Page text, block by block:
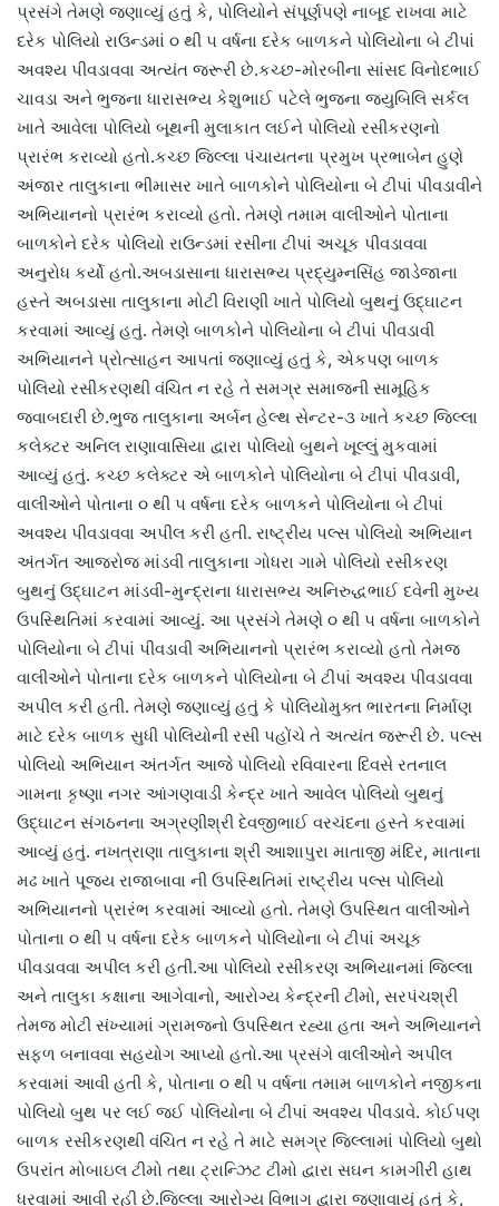
પ્રસંગે તેમણે જણાવ્યું હતું કે, પોલિયોને સંપૂર્ણપણે નાબૂદ રાખવા માટે
દરેક પોલિયો રાઉન્ડમાં ૦ થી ૫ વર્ષના દરેક બાળકને પોલિયોના બે ટીપાં
અવશ્ય પીવડાવવા અત્યંત જરૂરી છે.કચ્છ-મોરબીના સાંસદ વિનોદભાઈ
ચાવડા અને ભુજના ધારાસભ્ય કેશુભાઈ પટેલે ભુજના જ્યુબિલિ સર્કલ
ખાતે આવેલા પોલિયો બૂથની મુલાકાત લઈને પોલિયો રસીકરણનો
પ્રારંભ કરાવ્યો‌ હતો.કચ્છ જિલ્લા પંચાયતના પ્રમુખ પ્રભાબેન હુણે
અંજાર તાલુકાના ભીમાસર ખાતે બાળકોને પોલિયોના બે ટીપાં પીવડાવીને
અભિયાનનો પ્રારંભ કરાવ્યો હતો. તેમણે તમામ વાલીઓને પોતાના
બાળકોને દરેક પોલિયો રાઉન્ડમાં રસીના ટીપાં અચૂક પીવડાવવા
અનુરોધ કર્યો હતો.અબડાસાના ધારાસભ્ય પ્રદ્યુમ્નસિંહ જાડેજાના
હસ્તે અબડાસા તાલુકાના મોટી વિરાણી ખાતે પોલિયો બુથનું ઉદ્ઘાટન
કરવામાં આવ્યું હતું. તેમણે બાળકોને પોલિયોના બે ટીપાં પીવડાવી
અભિયાનને પ્રોત્સાહન આપતાં જણાવ્યું હતું કે, એકપણ બાળક
પોલિયો રસીકરણથી વંચિત ન રહે તે સમગ્ર સમાજની સામૂહિક
જવાબદારી છે.ભુજ તાલુકાના અર્બન હેલ્થ સેન્ટર-૩ ખાતે કચ્છ જિલ્લા
કલેક્ટર અનિલ રાણાવાસિયા દ્વારા પોલિયો બુથને ખૂલ્લું મુકવામાં
આવ્યું હતું. કચ્છ કલેક્ટર એ બાળકોને પોલિયોના બે ટીપાં પીવડાવી,
વાલીઓને પોતાના ૦ થી ૫ વર્ષના દરેક બાળકને પોલિયોના બે ટીપાં
અવશ્ય પીવડાવવા અપીલ કરી હતી. રાષ્ટ્રીય પલ્સ પોલિયો અભિયાન
અંતર્ગત આજરોજ માંડવી તાલુકાના ગોધરા ગામે પોલિયો રસીકરણ
બુથનું ઉદ્ઘાટન માંડવી-મુન્દ્રાના ધારાસભ્ય અનિરુદ્ધભાઈ દવેની મુખ્ય
ઉપસ્થિતિમાં કરવામાં આવ્યું. આ પ્રસંગે તેમણે ૦ થી ૫ વર્ષના બાળકોને
પોલિયોના બે ટીપાં પીવડાવી અભિયાનનો પ્રારંભ કરાવ્યો હતો તેમજ
વાલીઓને પોતાના દરેક બાળકને પોલિયોના બે ટીપાં અવશ્ય પીવડાવવા
અપીલ કરી હતી. તેમણે જણાવ્યું હતું કે પોલિયોમુક્ત ભારતના નિર્માણ
માટે દરેક બાળક સુધી પોલિયોની રસી પહોંચે તે અત્યંત જરૂરી છે. પલ્સ
પોલિયો અભિયાન અંતર્ગત આજે પોલિયો રવિવારના દિવસે રતનાલ
ગામના કૃષ્ણા નગર આંગણવાડી કેન્દ્ર ખાતે આવેલ પોલિયો બુથનું
ઉદ્ઘાટન સંગઠનના અગ્રણીશ્રી દેવજીભાઈ વરચંદના હસ્તે કરવામાં
આવ્યું હતું. નખત્રાણા તાલુકાના શ્રી આશાપુરા માતાજી મંદિર, માતાના
મઢ ખાતે પૂજ્ય રાજાબાવા ની ઉપસ્થિતિમાં રાષ્ટ્રીય પલ્સ પોલિયો
અભિયાનનો પ્રારંભ કરવામાં આવ્યો હતો. તેમણે ઉપસ્થિત વાલીઓને
પોતાના ૦ થી ૫ વર્ષના દરેક બાળકને પોલિયોના બે ટીપાં અચૂક
પીવડાવવા અપીલ કરી હતી.આ પોલિયો રસીકરણ અભિયાનમાં જિલ્લા
અને તાલુકા કક્ષાના આગેવાનો, આરોગ્ય કેન્દ્રની ટીમો, સરપંચશ્રી
તેમજ મોટી સંખ્યામાં ગ્રામજનો ઉપસ્થિત રહ્યા હતા અને અભિયાનને
સફળ બનાવવા સહયોગ આપ્યો હતો.આ પ્રસંગે વાલીઓને અપીલ
કરવામાં આવી હતી કે, પોતાના ૦ થી ૫ વર્ષના તમામ બાળકોને નજીકના
પોલિયો બુથ પર લઈ જઈ પોલિયોના બે ટીપાં અવશ્ય પીવડાવે. કોઈપણ
બાળક રસીકરણથી વંચિત ન રહે તે માટે સમગ્ર જિલ્લામાં પોલિયો બુથો
ઉપરાંત મોબાઇલ ટીમો તથા ટ્રાન્ઝિટ ટીમો દ્વારા સઘન કામગીરી હાથ
ધરવામાં આવી રહી છે.જિલ્લા આરોગ્ય વિભાગ દ્વારા જણાવાયું હતું કે,